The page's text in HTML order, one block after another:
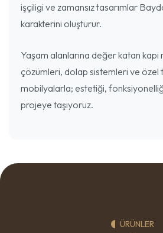
işçiligi ve zamansız tasarımlar
karakterini oluşturur.
Yaşam alanlarına değer katan
çözümleri, dolap sistemleri ve özel
mobilyalarla; estetiği,
projeye taşıyoruz.
ÜRÜNLER